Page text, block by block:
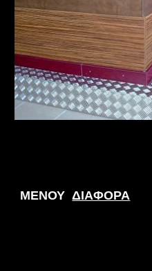
ΜΕΝΟΥ ΔΙΑΦΟΡΑ